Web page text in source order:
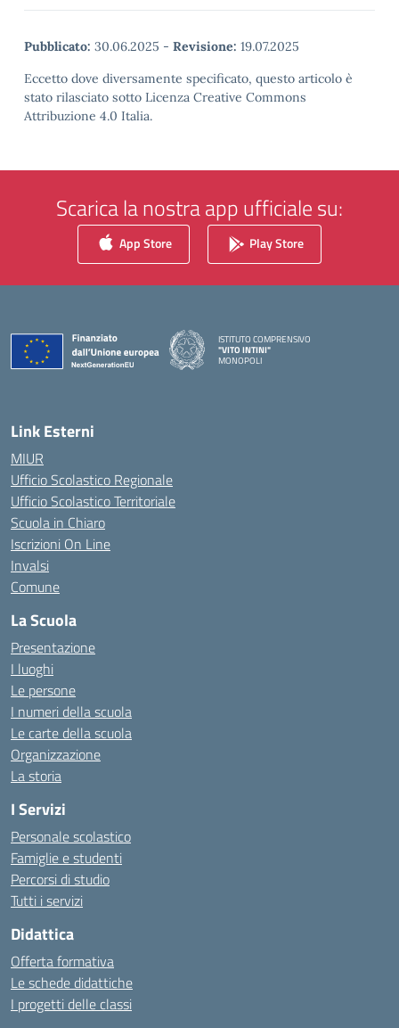
Pubblicato: 30.06.2025 - Revisione: 19.07.2025
Eccetto dove diversamente specificato, questo articolo è
stato rilasciato sotto Licenza Creative Commons
Attribuzione 4.0 Italia.
Scarica la nostra app ufficiale su:
App Store Play Store
ISTITUTO COMPRENSIVO
"VITO INTINI"
MONOPOLI
Link Esterni
MIUR
Ufficio Scolastico Regionale
Ufficio Scolastico Territoriale
Scuola in Chiaro
Iscrizioni On Line
Invalsi
Comune
La Scuola
Presentazione
I luoghi
Le persone
I numeri della scuola
Le carte della scuola
Organizzazione
La storia
I Servizi
Personale scolastico
Famiglie e studenti
Percorsi di studio
Tutti i servizi
Didattica
Offerta formativa
Le schede didattiche
I progetti delle classi